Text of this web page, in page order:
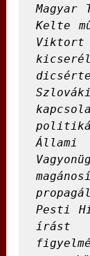
Magyar
Kelte
Állami
Pesti
írást